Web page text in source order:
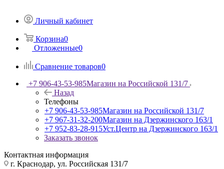
Личный кабинет
Корзина0
Отложенные0
Сравнение товаров0
+7 906-43-53-985Магазин на Российской 131/7
Назад
Телефоны
+7 906-43-53-985Магазин на Российской 131/7
+7 967-31-32-200Магазин на Дзержинского 163/1
+7 952-83-28-915Уст.Центр на Дзержинского 163/1
Заказать звонок
Контактная информация
г. Краснодар, ул. Российская 131/7